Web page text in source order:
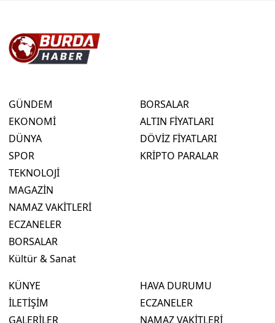
GÜNDEM
EKONOMİ
DÜNYA
SPOR
TEKNOLOJİ
MAGAZİN
NAMAZ VAKİTLERİ
ECZANELER
BORSALAR
Kültür & Sanat
BORSALAR
ALTIN FİYATLARI
DÖVİZ FİYATLARI
KRİPTO PARALAR
KÜNYE
İLETİŞİM
GALERİLER
HAVA DURUMU
ECZANELER
NAMAZ VAKİTLERİ